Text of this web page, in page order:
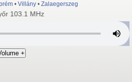
• Villány • Zalaegerszeg
103.1 MHz
+